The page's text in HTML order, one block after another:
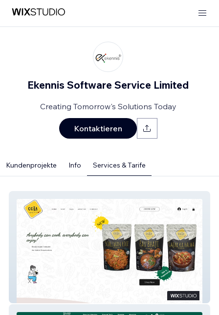
Ekennis Software Service Limited
Creating Tomorrow's Solutions Today
Kontaktieren
Kundenprojekte Info Services & Tarife
Oota